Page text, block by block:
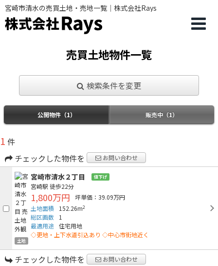
宮崎市清水の売買土地・売地一覧｜株式会社Rays
売買土地物件一覧
検索条件を変更
公開物件（1） 販売中（1）
1 件
チェックした物件を
お問い合わせ
土地
宮崎市清水２丁目 値下げ
宮崎駅 徒歩22分
1,800万円
坪単価：39.09万円
土地面積
152.26m2
総区画数
1
最適用途 住宅用地
◇更地・上下水道引込あり ◇中心市街地近く
チェックした物件を お問い合わせ